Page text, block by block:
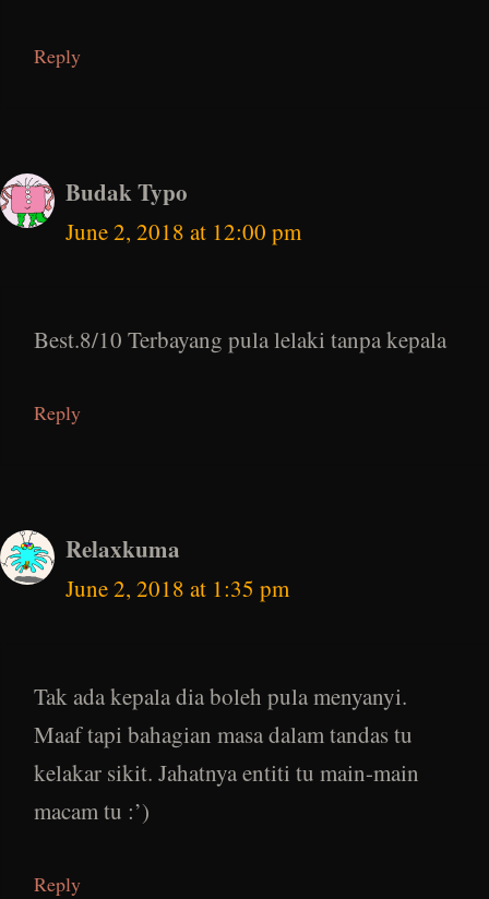
Reply
Budak Typo
June 2, 2018 at 12:00 pm
Best.8/10 Terbayang pula lelaki tanpa kepala
Reply
Relaxkuma
June 2, 2018 at 1:35 pm
Tak ada kepala dia boleh pula menyanyi.
Maaf tapi bahagian masa dalam tandas tu
kelakar sikit. Jahatnya entiti tu main-main
macam tu :’)
Reply